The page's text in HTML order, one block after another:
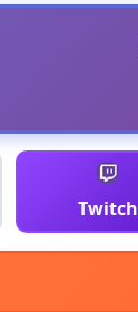
Twitch